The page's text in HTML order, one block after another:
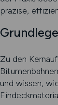
präzise,
Zu den
und wissen,